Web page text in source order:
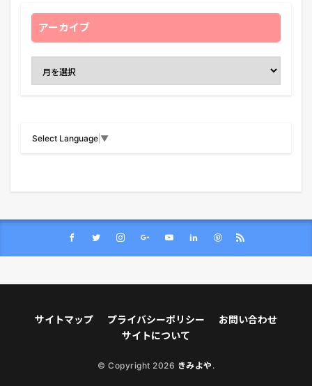
アーカイブ
Select Language ▼
サイトマップ プライバシーポリシー
お問い合わせ
サイトについて
© Copyright 2026 きみよや .